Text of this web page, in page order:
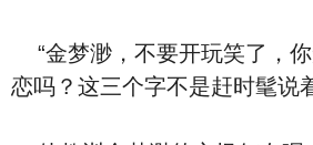
“金梦渺，不要开玩笑了，
恋吗？这三个字不是赶时髦说